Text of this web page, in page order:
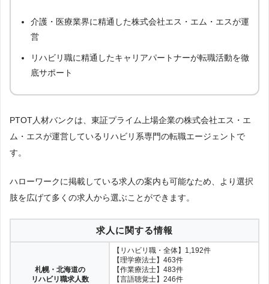
介護・医療業界に精通した株式会社エス・エム・エスが運
営
リハビリ職に精通したキャリアパートナーが転職活動を徹
底サポート
PTOT人材バンクは、東証プライム上場企業の株式会社エス・エ
ム・エスが運営しているリハビリ系専門の転職エージェントで
す。
ハローワークに掲載している求人の案内も可能なため、より選択
肢を広げて多くの求人から選ぶことができます。
求人に関する情報
札幌・北海道の
リハビリ職求人数
【リハビリ職・全体】1,192件
【理学療法士】463件
【作業療法士】483件
【言語聴覚士】246件